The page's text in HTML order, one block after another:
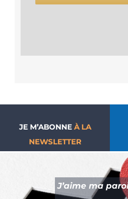
JE M’ABONNE À LA
NEWSLETTER
J’aime ma